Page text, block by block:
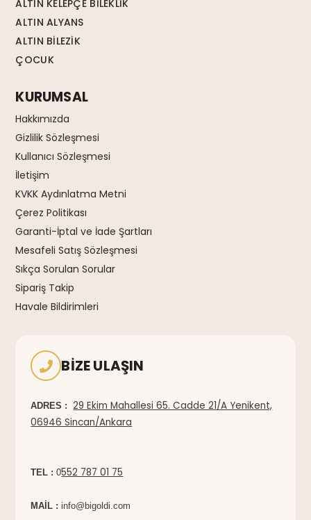
ALTIN KELEPÇE BİLEKLİK
ALTIN ALYANS
ALTIN BİLEZİK
ÇOCUK
KURUMSAL
Hakkımızda
Gizlilik Sözleşmesi
Kullanıcı Sözleşmesi
İletişim
KVKK Aydınlatma Metni
Çerez Politikası
Garanti-İptal ve İade Şartları
Mesafeli Satış Sözleşmesi
Sıkça Sorulan Sorular
Sipariş Takip
Havale Bildirimleri
BIZE ULAŞIN
ADRES :
29 Ekim Mahallesi 65. Cadde 21/A Yenikent,
06946 Sincan/Ankara
TEL : 0552 787 01 75
MAİL :info@bigoldi.com